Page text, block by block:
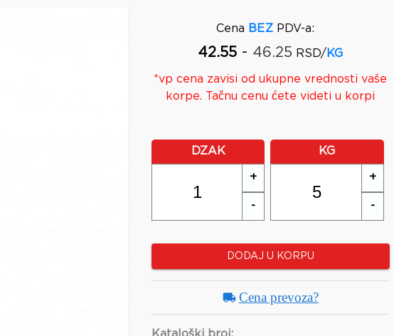
Cena BEZ PDV-a:
42.55 - 46.25 RSD/ KG
*vp cena zavisi od ukupne vrednosti vaše
korpe. Tačnu cenu ćete videti u korpi
DZAK
+
-
KG
+
-
DODAJ U KORPU
Cena prevoza?